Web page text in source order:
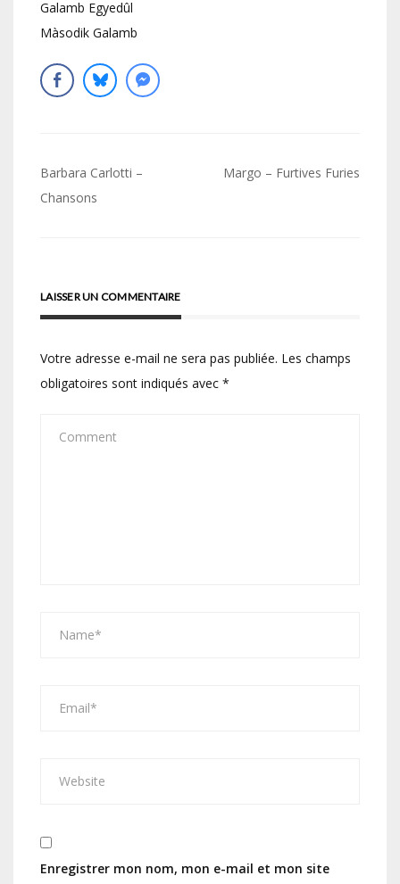
Galamb Egyedûl
Màsodik Galamb
Navigation
de
Barbara Carlotti –
Chansons
Margo – Furtives Furies
LAISSER UN COMMENTAIRE
Votre adresse e-mail ne sera pas publiée. Les champs
obligatoires sont indiqués avec *
Enregistrer mon nom, mon e-mail et mon site